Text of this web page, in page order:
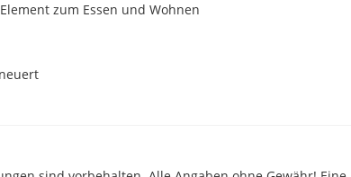
zum Essen und Wohnen